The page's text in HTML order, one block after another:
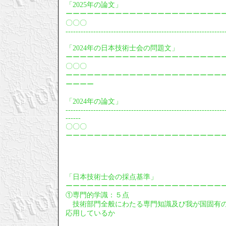
「2025年の論文」
ーーーーーーーーーーーーーーーーーーーーー
〇〇〇
「2024年の日本技術士会の問題文」
ーーーーーーーーーーーーーーーーーーーーー
〇〇〇
ーーーーーーーーーーーーーーーーーーーーー
ーーーー
「2024年の論文」
------
〇〇〇
ーーーーーーーーーーーーーーーーーーーーー
「日本技術士会の採点基準」
ーーーーーーーーーーーーーーーーーーーーー
①専門的学識：５点
技術部門全般にわたる専門知識及び我が国固有
応用しているか